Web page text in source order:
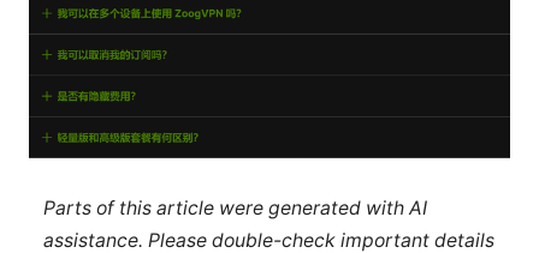
Parts of this article were generated with AI
assistance. Please double-check important details